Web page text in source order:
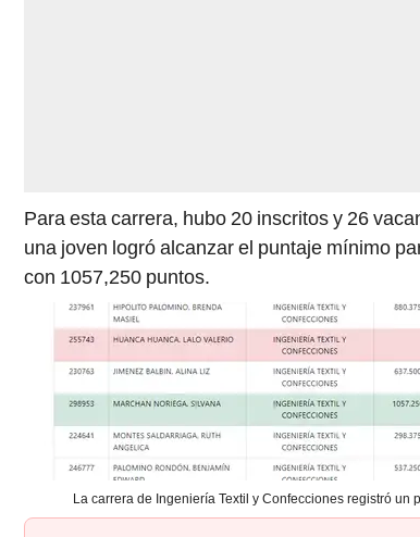
Para esta carrera, hubo 20 inscritos y 26
una joven logró alcanzar el puntaje mínimo
con 1057,250 puntos.
La carrera de Ingeniería Textil y Confecciones registró un